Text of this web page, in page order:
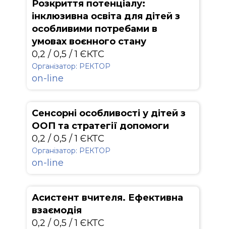
Розкриття потенціалу:
інклюзивна освіта для дітей з
особливими потребами в
умовах воєнного стану
0,2 / 0,5 / 1 ЄКТС
Організатор: РЕКТОР
on-line
Сенсорні особливості у дітей з
ООП та стратегії допомоги
0,2 / 0,5 / 1 ЄКТС
Організатор: РЕКТОР
on-line
Асистент вчителя. Ефективна
взаємодія
0,2 / 0,5 / 1 ЄКТС